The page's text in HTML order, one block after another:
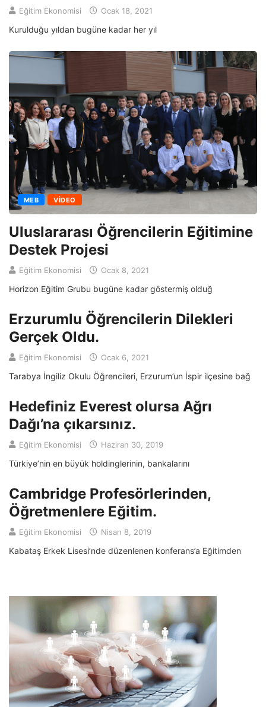
Eğitim Ekonomisi Ocak 18, 2021
Kurulduğu yıldan bugüne kadar her yıl
MEB VIDEO
Uluslararası Öğrencilerin Eğitimine
Destek Projesi
Eğitim Ekonomisi Ocak 8, 2021
Horizon Eğitim Grubu bugüne kadar göstermiş olduğ
Erzurumlu Öğrencilerin Dilekleri
Gerçek Oldu.
Eğitim Ekonomisi Ocak 6, 2021
Tarabya İngiliz Okulu Öğrencileri, Erzurum’un İspir ilçesine bağ
Hedefiniz Everest olursa Ağrı
Dağı’na çıkarsınız.
Eğitim Ekonomisi Haziran 30, 2019
Türkiye’nin en büyük holdinglerinin, bankalarını
Cambridge Profesörlerinden,
Öğretmenlere Eğitim.
Eğitim Ekonomisi Nisan 8, 2019
Kabataş Erkek Lisesi’nde düzenlenen konferans’a Eğitimden